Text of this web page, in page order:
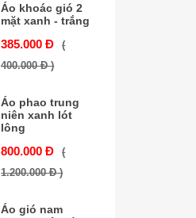
Áo khoác gió 2
mặt xanh - trắng
385.000 Đ
(
400.000 Đ )
Áo phao trung
niên xanh lót
lông
800.000 Đ
(
1.200.000 Đ )
Áo gió nam